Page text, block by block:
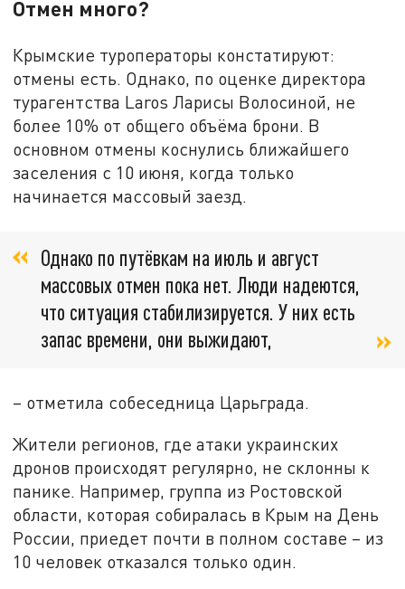
Отмен много?
Крымские туроператоры констатируют:
отмены есть. Однако, по оценке директора
турагентства Laros Ларисы Волосиной, не
более 10% от общего объёма брони. В
основном отмены коснулись ближайшего
заселения с 10 июня, когда только
начинается массовый заезд.
Однако по путёвкам на июль и август
массовых отмен пока нет. Люди надеются,
что ситуация стабилизируется. У них есть
запас времени, они выжидают,
– отметила собеседница Царьграда.
Жители регионов, где атаки украинских
дронов происходят регулярно, не склонны к
панике. Например, группа из Ростовской
области, которая собиралась в Крым на День
России, приедет почти в полном составе – из
10 человек отказался только один.